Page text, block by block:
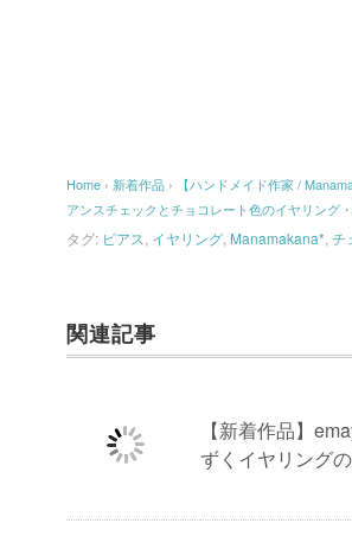
Home › 新着作品 ›
【ハンドメイド作家 /
アンスチェックとチョコレート色のイヤリング
タグ: ピアス イヤリング Manamakana* チ
関連記事
【新着作品】
ずくイヤリング